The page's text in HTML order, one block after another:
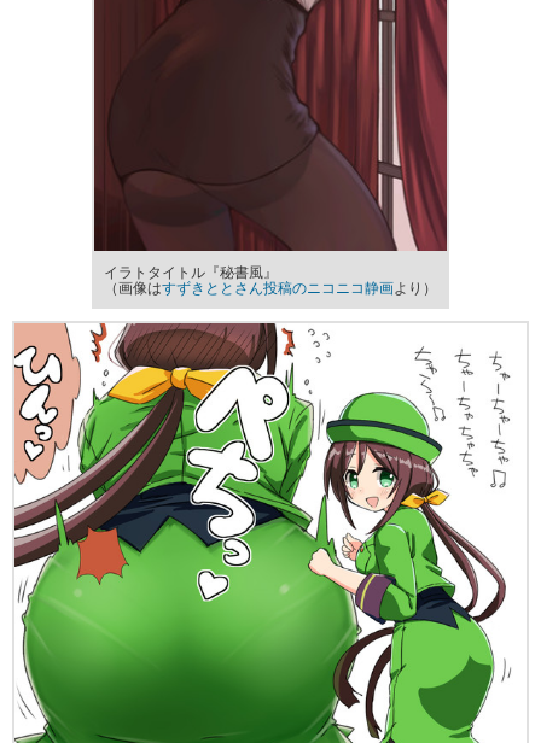
イラトタイトル『秘書風』
（画像はすずきととさん投稿のニコニコ静画より）